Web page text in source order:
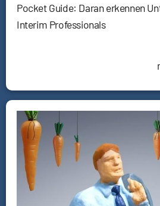
Pocket Guide: Daran erkennen
Interim Professionals